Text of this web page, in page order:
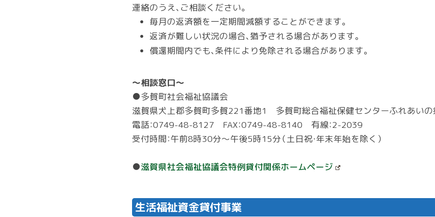
連絡のうえ、ご相談ください。
毎月の返済額を一定期間減額することができます。
返済が難しい状況の場合、猶予される場合があります。
償還期間内でも、条件により免除される場合があります。
～相談窓口～
●多賀町社会福祉協議会
滋賀県犬上郡多賀町多賀221番地1 多賀町総合福祉保健センターふれあいの
電話：0749-48-8127 FAX：0749-48-8140 有線：2-2039
受付時間：午前8時30分～午後5時15分（土日祝・年末年始を除く）
●滋賀県社会福祉協議会特例貸付関係ホームページ
生活福祉資金貸付事業